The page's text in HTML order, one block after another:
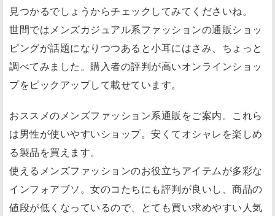
見つかるでしょうからチェックしてみてくださいね。
世間ではメンズカジュアル系ファッションの通販ショッ
ピングが話題になりつつあると小耳にはさみ、ちょっと
調べてみました。購入者の評判が高いオンラインショッ
プをピックアップして載せています。
おススメのメンズファッション系通販をご案内。これら
は男性が使いやすいショップ。安くてオシャレを楽しめ
る製品を買えます。
使えるメンズファッションのお役立ちアイテムが多彩な
インフォアブソ。女のコたちにも評判が良いし、商品の
値段が低くなっているので、とても買い求めやすい人気